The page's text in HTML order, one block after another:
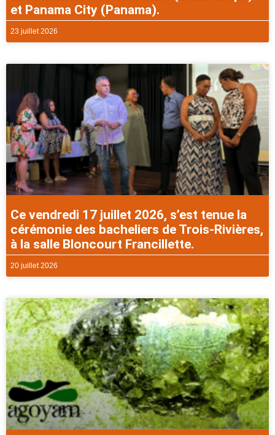
et Panama City (Panama).
23 juillet 2026
Ce vendredi 17 juillet 2026, s’est tenue la
cérémonie des bacheliers de Trois-Rivières,
à la salle Bloncourt Francillette.
20 juillet 2026